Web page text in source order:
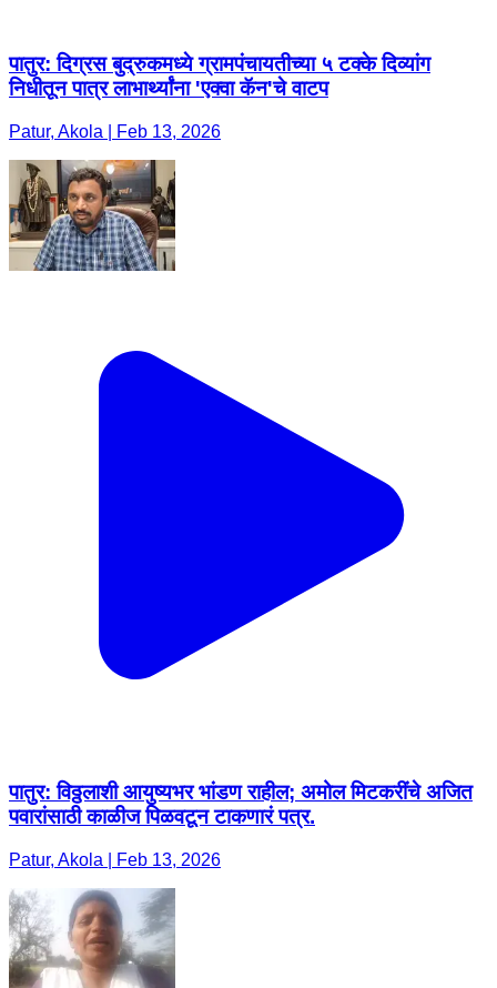
पातुर: दिग्रस बुद्रुकमध्ये ग्रामपंचायतीच्या ५ टक्के दिव्यांग
निधीतून पात्र लाभार्थ्यांना 'एक्वा कॅन'चे वाटप
Patur, Akola | Feb 13, 2026
पातुर: विठ्ठलाशी आयुष्यभर भांडण राहील; अमोल मिटकरींचे अजित
पवारांसाठी काळीज पिळवटून टाकणारं पत्र.
Patur, Akola | Feb 13, 2026